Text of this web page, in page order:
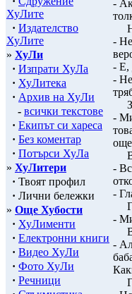
ХуЛите
· Издателство
ХуЛите
» ХуЛи
· Изпрати ХуЛа
· ХуЛитека
· Архив на ХуЛи
- всички текстове
· Екипът си хареса
· Без коментар
· Потърси ХуЛа
» ХуЛитери
· Твоят профил
· Лични бележки
» Още Хубости
· ХуЛименти
· Електронни книги
· Видео ХуЛи
· Фото ХуЛи
· Речници
-
-
- Е,
-
-
-
-
-
-